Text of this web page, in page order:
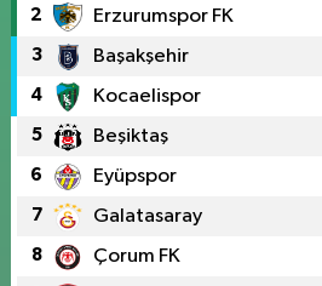
2 Erzurumspor FK
3 Başakşehir
4 Kocaelispor
5 Beşiktaş
6 Eyüpspor
7 Galatasaray
8 Çorum FK